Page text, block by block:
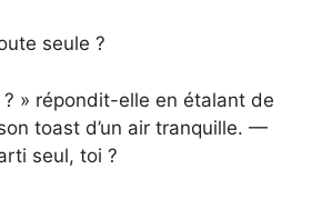
seule ?
» répondit-elle en étalant de
toast d’un air tranquille. —
seul, toi ?